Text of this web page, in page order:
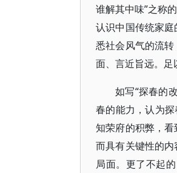
谁解其中味”之称
认识中国传统家
悉社会风气的流
面、言近旨远。足
如写“探春的
春的能力，认为
知荣府的积弊，
而具有关键性的
局面。更了不起